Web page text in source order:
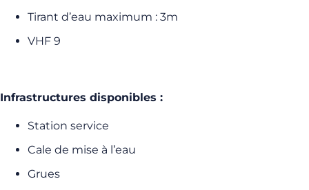
Tirant d’eau maximum : 3m
VHF 9
Infrastructures disponibles :
Station service
Cale de mise à l’eau
Grues